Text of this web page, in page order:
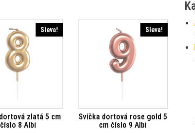
Sleva!
zlatá 5 cm
číslo 8 Albi
Sleva!
Svíčka dortová rose gold 5
cm číslo 9 Albi